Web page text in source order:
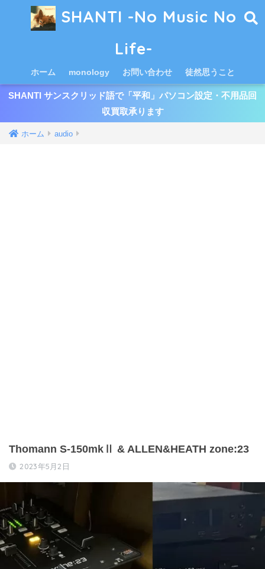
SHANTI -No Music No
Life-
ホーム monology お問い合わせ 徒然思うこと
SHANTI サンスクリッド語で「平和」パソコン設定・不用品回
収買取承ります
ホーム audio
Thomann S-150mkⅡ & ALLEN&HEATH zone:23
2023年5月2日